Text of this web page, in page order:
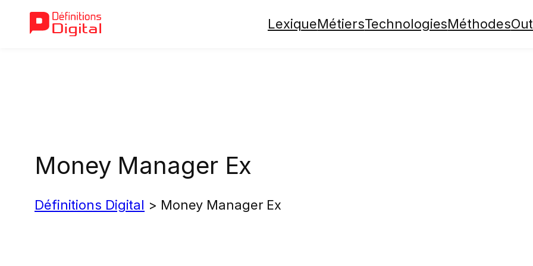
LexiqueMétiersTechnologiesMéthodes
Money Manager Ex
Définitions Digital > Money Manager Ex